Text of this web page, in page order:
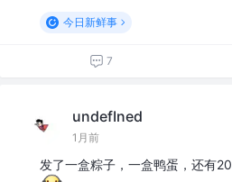
今日新鲜事
7
undefIned
1月前
发了一盒粽子，一盒鸭蛋，还有